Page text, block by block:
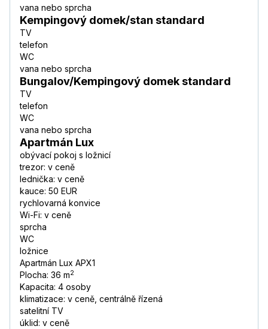
vana nebo sprcha
Kempingový domek/stan standard
TV
telefon
WC
vana nebo sprcha
Bungalov/Kempingový domek standard
TV
telefon
WC
vana nebo sprcha
Apartmán Lux
obývací pokoj s ložnicí
trezor: v ceně
lednička: v ceně
kauce: 50 EUR
rychlovarná konvice
Wi-Fi: v ceně
sprcha
WC
ložnice
Apartmán Lux APX1
Plocha: 36 m2
Kapacita: 4 osoby
klimatizace: v ceně, centrálně řízená
satelitní TV
úklid: v ceně